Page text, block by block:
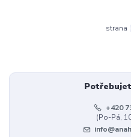
strana
+420
(Po-Pá,